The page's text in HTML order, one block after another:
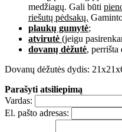
medžiagų. Gali būti
riešutų pėdsakų.
plaukų gumytė;
atvirutė (jeigu
dovanų dėžutė, perrišta
Dovanų dėžutės dydis:
Parašyti atsiliepimą
Vardas:
El. pašto adresas: